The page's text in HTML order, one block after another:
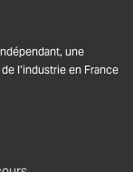
une
l’industrie en France